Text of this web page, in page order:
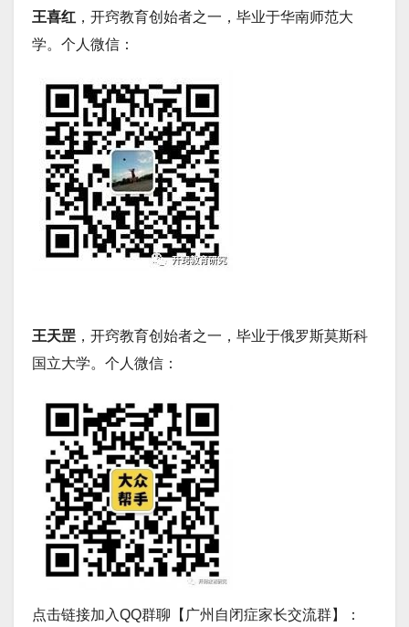
王喜红 ，开窍教育创始者之一 ，毕业于华南师范大
学。个人微信：
王天罡 ，开窍教育创始者之一，毕业于俄罗斯莫斯科
国立大学。个人微信：
点击链接加入QQ群聊【广州自闭症家长交流群】：